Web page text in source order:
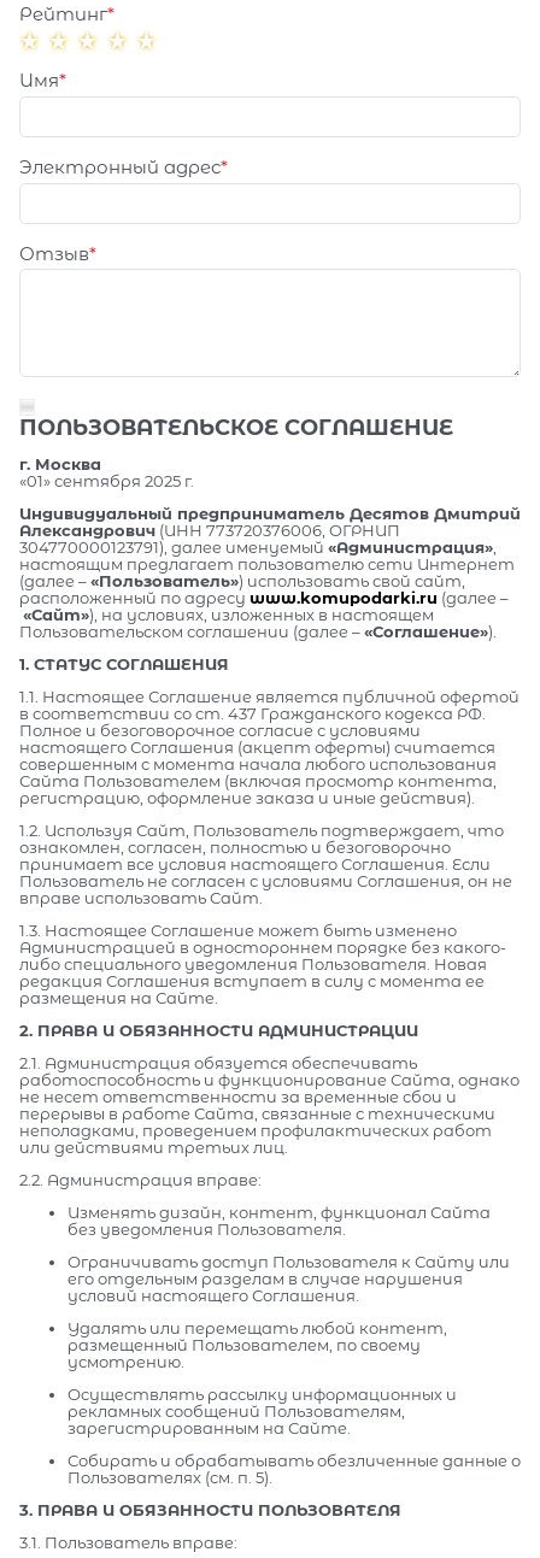
Рейтинг
Имя
Электронный адрес
Отзыв
ПОЛЬЗОВАТЕЛЬСКОЕ СОГЛАШЕНИЕ
г. Москва
«01» сентября 2025 г.
Индивидуальный предприниматель Десятов Дмитрий
Александрович (ИНН 773720376006, ОГРНИП
304770000123791), далее именуемый «Администрация»
настоящим предлагает пользователю сети Интернет
(далее –«Пользователь») использовать свой сайт,
расположенный по адресу www.komupodarki.ru (далее –
«Сайт»), на условиях, изложенных в настоящем
Пользовательском соглашении (далее –«Соглашение»).
1. СТАТУС СОГЛАШЕНИЯ
1.1. Настоящее Соглашение является публичной офертой
в соответствии со ст. 437 Гражданского кодекса РФ.
Полное и безоговорочное согласие с условиями
настоящего Соглашения (акцепт оферты) считается
совершенным с момента начала любого использования
Сайта Пользователем (включая просмотр контента,
регистрацию, оформление заказа и иные действия).
1.2. Используя Сайт, Пользователь подтверждает, что
ознакомлен, согласен, полностью и безоговорочно
принимает все условия настоящего Соглашения. Если
Пользователь не согласен с условиями Соглашения, он не
вправе использовать Сайт.
1.3. Настоящее Соглашение может быть изменено
Администрацией в одностороннем порядке без какого-
либо специального уведомления Пользователя. Новая
редакция Соглашения вступает в силу с момента ее
размещения на Сайте.
2. ПРАВА И ОБЯЗАННОСТИ АДМИНИСТРАЦИИ
2.1. Администрация обязуется обеспечивать
работоспособность и функционирование Сайта, однако
не несет ответственности за временные сбои и
перерывы в работе Сайта, связанные с техническими
неполадками, проведением профилактических работ
или действиями третьих лиц.
2.2. Администрация вправе:
Изменять дизайн, контент, функционал Сайта
без уведомления Пользователя.
Ограничивать доступ Пользователя к Сайту или
его отдельным разделам в случае нарушения
условий настоящего Соглашения.
Удалять или перемещать любой контент,
размещенный Пользователем, по своему
усмотрению.
Осуществлять рассылку информационных и
рекламных сообщений Пользователям,
зарегистрированным на Сайте.
Собирать и обрабатывать обезличенные данные о
Пользователях (см. п. 5).
3. ПРАВА И ОБЯЗАННОСТИ ПОЛЬЗОВАТЕЛЯ
3.1. Пользователь вправе: